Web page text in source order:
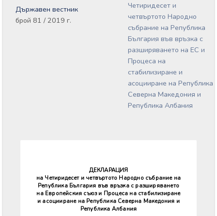
Държавен вестник
брой 81 / 2019 г.
Четиридесет и
четвъртото Народно
събрание на Република
България във връзка с
разширяването на ЕС и
Процеса на
стабилизиране и
асоцииране на Република
Северна Македония и
Република Албания
ДЕКЛАРАЦИЯ
на Четиридесет и четвъртото Народно събрание на
Република България във връзка с разширяването
на Европейския съюз и Процеса на стабилизиране
и асоцииране на Република Северна Македония и
Република Албания